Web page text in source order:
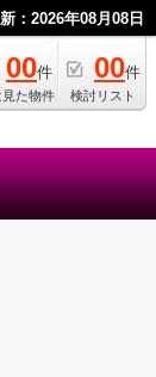
：2026年08月08日
00件
見た物件
00件
検討リスト